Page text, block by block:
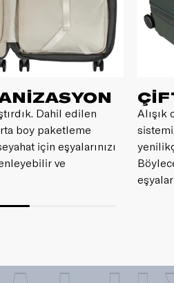
Dahil edilen
boy paketleme
için eşyalarınızı
ve
Alışık